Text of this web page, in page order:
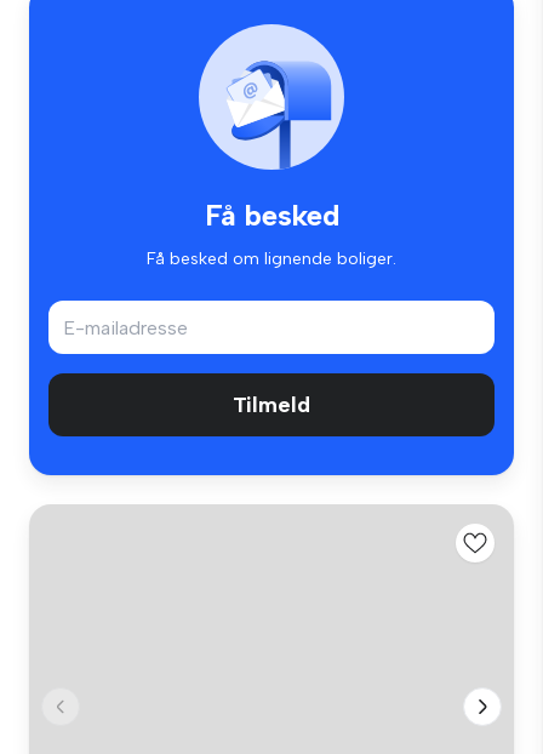
Få besked
Få besked om lignende boliger.
Tilmeld